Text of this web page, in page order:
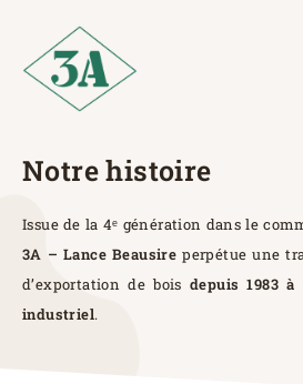
Notre histoire
Issue de la 4ᵉ génération dans le
3A – Lance Beausire perpétue une
d’exportation de bois depuis 1983
industriel.